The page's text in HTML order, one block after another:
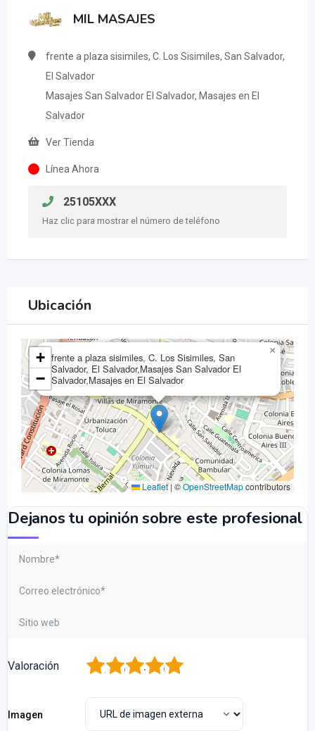
MIL MASAJES
frente a plaza sisimiles, C. Los Sisimiles, San Salvador,
El Salvador
Masajes San Salvador El Salvador, Masajes en El
Salvador
Ver Tienda
Línea Ahora
25105XXX
Haz clic para mostrar el número de teléfono
Ubicación
frente a plaza sisimiles, C. Los Sisimiles, San
Salvador, El Salvador,Masajes San Salvador El
Salvador,Masajes en El Salvador
×
+
−
Leaflet | ©OpenStreetMapcontributors
Dejanos tu opinión sobre este profesional
Valoración 5
4
3
2
Imagen